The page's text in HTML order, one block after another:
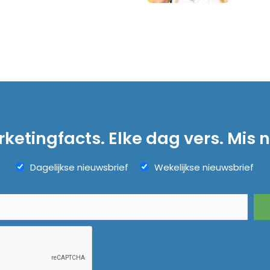
Elke dag vers. Mis
Dagelijkse nieuwsbrief Wekelijkse nieuwsbrief